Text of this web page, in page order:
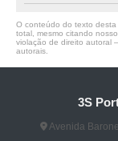
O conteúdo do texto
total, mesmo citando
violação de direito autoral
autorais
3S
Avenida